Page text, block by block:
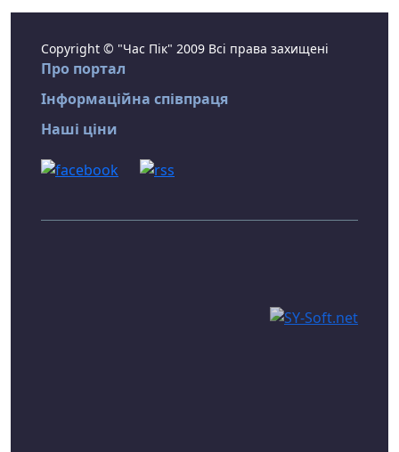
Copyright © "Час Пік" 2009 Всі права захищені
Про портал
Інформаційна співпраця
Наші ціни